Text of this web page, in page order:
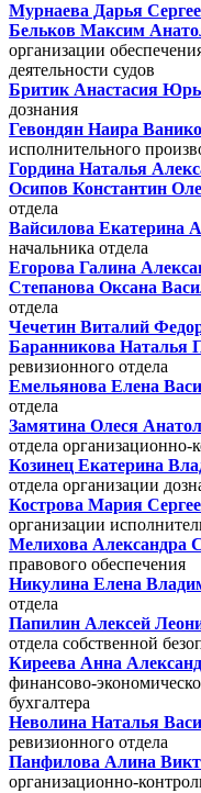
Мурнаева Дарья
Бельков Максим
организации
деятельности судов
Бритик Анастасия
дознания
Гевондян Наира
исполнительного
Гордина Наталья
Осипов Константин
отдела
Вайсилова Екатерина
начальника отдела
Егорова Галина
Степанова Оксана
отдела
Чечетин Виталий
Баранникова Наталья
ревизионного отдела
Емельянова Елена
отдела
Замятина Олеся
отдела организационно-
Козинец Екатерина
отдела организации
Кострова Мария
организации
Мелихова Александра
правового обеспечения
Никулина Елена
отдела
Папилин Алексей
отдела собственной
Киреева Анна
финансово-
бухгалтера
Неволина Наталья
ревизионного отдела
Панфилова Алина
организационно-